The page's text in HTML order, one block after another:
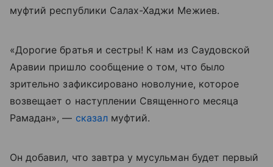
муфтий республики Салах-Хаджи Межиев.
«Дорогие братья и сестры! К нам из Саудовской
Аравии пришло сообщение о том, что было
зрительно зафиксировано новолуние, которое
возвещает о наступлении Священного месяца
Рамадан», — сказалмуфтий.
Он добавил, что завтра у мусульман будет первый